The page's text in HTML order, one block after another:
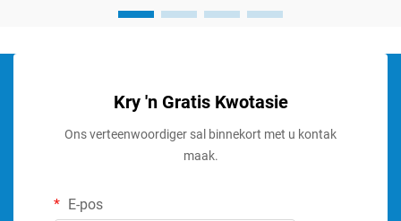
Kry 'n Gratis Kwotasie
Ons verteenwoordiger sal binnekort met u kontak
maak.
E-pos